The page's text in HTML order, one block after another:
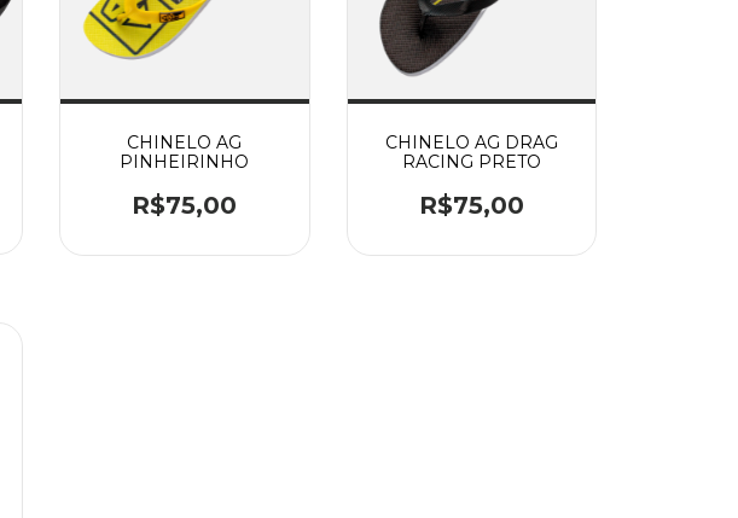
CHINELO AG
PINHEIRINHO
R$75,00
CHINELO AG DRAG
RACING PRETO
R$75,00